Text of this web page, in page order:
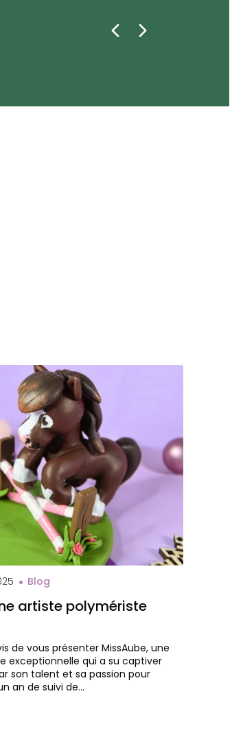
Blog
artiste polymériste
de vous présenter MissAube, une
exceptionnelle qui a su captiver
son talent et sa passion pour
an de suivi de…